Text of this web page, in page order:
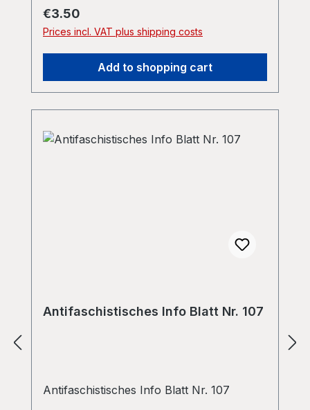
Regular price:
€3.50
Prices incl. VAT plus shipping costs
Add to shopping cart
Antifaschistisches Info Blatt Nr. 107
Antifaschistisches Info Blatt Nr. 107